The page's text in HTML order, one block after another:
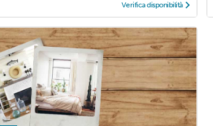
Verifica disponibilità